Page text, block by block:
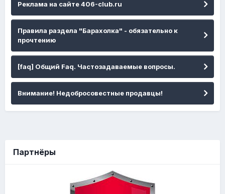
Реклама на сайте 406-club.ru
Правила раздела "Барахолка" - обязательно к
прочтению
[faq] Общий Faq. Частозадаваемые вопросы.
Внимание! Недобросовестные продавцы!
Партнёры